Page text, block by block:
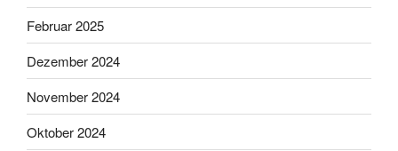
Februar 2025
Dezember 2024
November 2024
Oktober 2024